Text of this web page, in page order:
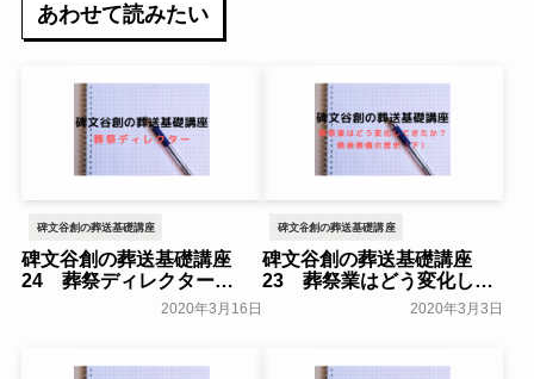
あわせて読みたい
碑文谷創の葬送基礎講座
碑文谷創の葬送基礎講座
24 葬祭ディレクター
2020年3月16日
碑文谷創の葬送基礎講座
碑文谷創の葬送基礎講座
23 葬祭業はどう変化して
きたか？ 戦後葬儀の歴史
2020年3月3日